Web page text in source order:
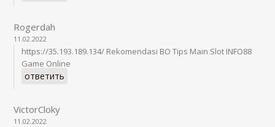
Rogerdah
11.02.2022
https://35.193.189.134/ Rekomendasi BO Tips Main Slot INFO88
Game Online
ответить
VictorCloky
11.02.2022